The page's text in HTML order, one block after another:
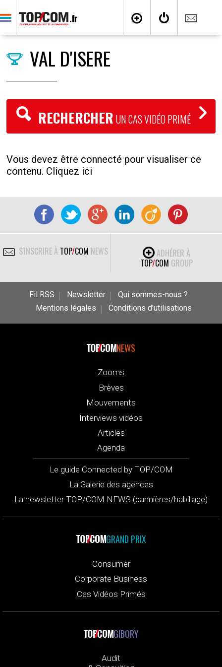
VAL D'ISERE
RECHERCHER UN CAS VIDÉO PRIMÉ
Vous devez être connecté pour visualiser ce
contenu. Cliquez ici
S'INSCRIRE À TOP/COM NEWS
ADHÉRER À
TOP/COM GROUP
Fil RSS Newsletter
Qui sommes-nous ?
Mentions légales
Conditions d’utilisations
NEWS
Zooms
Brèves
Mouvements
Interviews vidéos
Articles
Agenda
Le guide Connected by TOP/COM
La Galerie des agences
La newsletter TOP/COM NEWS (bannières/habillage)
GRAND PRIX
Consumer
Corporate Business
Cas Vidéos Primés
GIBORY
Audit